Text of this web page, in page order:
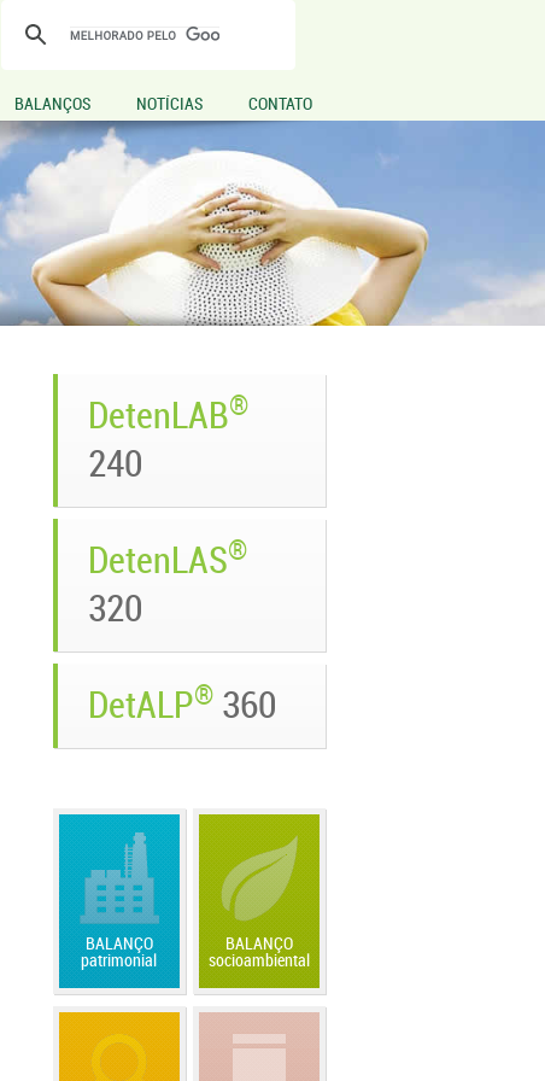
BALANÇOS NOTÍCIAS CONTATO
DetenLAB®
240
DetenLAS®
320
DetALP® 360
BALANÇO
patrimonial
BALANÇO
socioambiental